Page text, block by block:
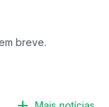
breve.